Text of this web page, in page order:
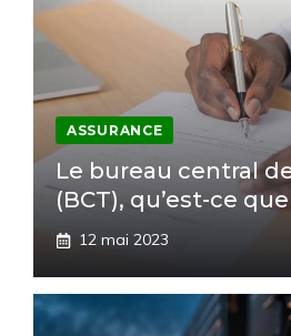
ASSURANCE
Le bureau central
(BCT), qu’est-ce que
12 mai 2023